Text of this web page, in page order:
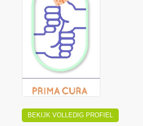
BEKIJK VOLLEDIG PROFIEL